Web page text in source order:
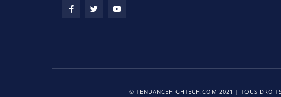
© TENDANCEHIGHTECH.COM 2021 | TOUS